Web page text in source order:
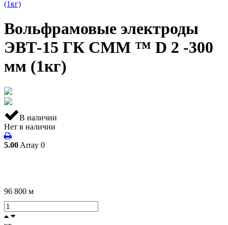
Вольфрамовые электроды
ЭВТ-15 ГК СММ ™ D 2 -300
мм (1кг)
В наличии
Нет в наличии
5.00 Array 0
96 800 м